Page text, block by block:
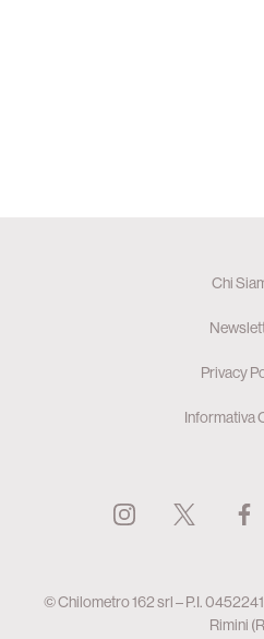
Chi
Privacy
Informativa
© Chilometro 162 srl – P.I.
Rimini